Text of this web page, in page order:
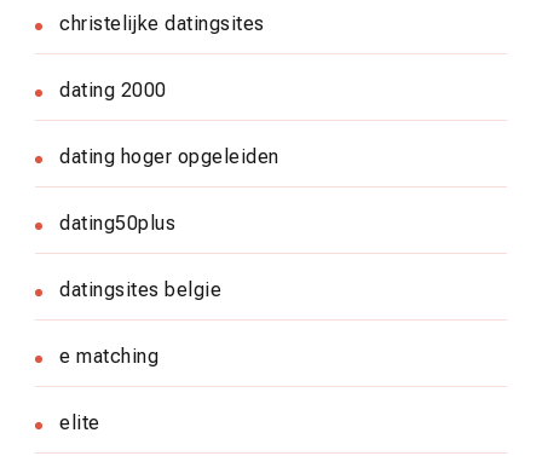
christelijke datingsites
dating 2000
dating hoger opgeleiden
dating50plus
datingsites belgie
e matching
elite